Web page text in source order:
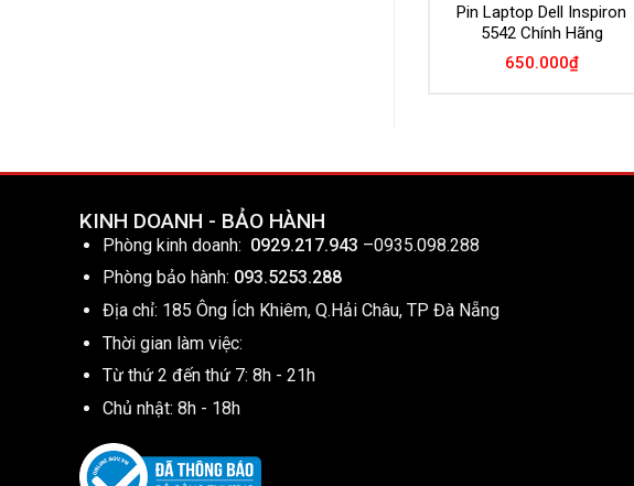
Pin Laptop Dell Inspiron
5542 Chính Hãng
650.000₫
KINH DOANH - BẢO HÀNH
Phòng kinh doanh: 0929.217.943 –0935.098.288
Phòng bảo hành: 093.5253.288
Địa chỉ: 185 Ông Ích Khiêm, Q.Hải Châu, TP Đà Nẵng
Thời gian làm việc:
Từ thứ 2 đến thứ 7: 8h - 21h
Chủ nhật: 8h - 18h